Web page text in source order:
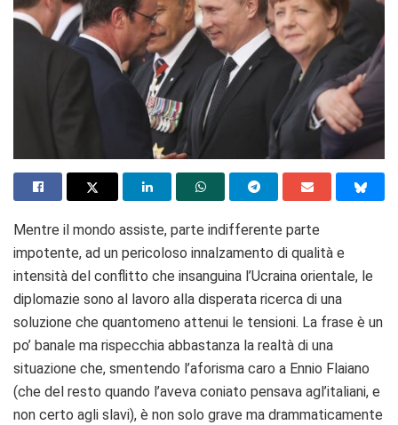
Mentre il mondo assiste, parte indifferente parte
impotente, ad un pericoloso innalzamento di qualità e
intensità del conflitto che insanguina l’Ucraina orientale, le
diplomazie sono al lavoro alla disperata ricerca di una
soluzione che quantomeno attenui le tensioni. La frase è un
po’ banale ma rispecchia abbastanza la realtà di una
situazione che, smentendo l’aforisma caro a Ennio Flaiano
(che del resto quando l’aveva coniato pensava agl’italiani, e
non certo agli slavi), è non solo grave ma drammaticamente